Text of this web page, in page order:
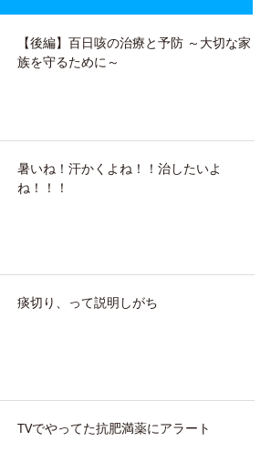
【後編】百日咳の治療と予防 ～大切な家
族を守るために～
暑いね！汗かくよね！！治したいよ
ね！！！
痰切り、って説明しがち
TVでやってた抗肥満薬にアラート